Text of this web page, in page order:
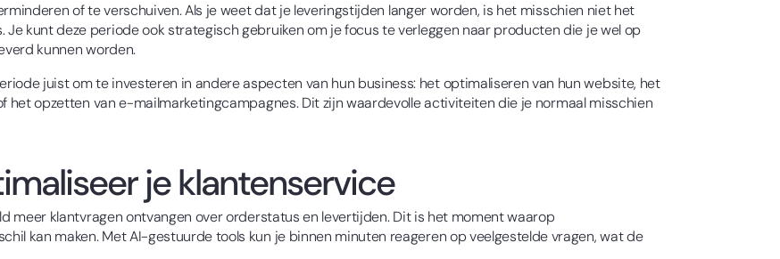
of te verschuiven. Als je weet dat je leveringstijden langer worden, is het misschien niet het
kunt deze periode ook strategisch gebruiken om je focus te verleggen naar producten die je wel op
kunnen worden.
juist om te investeren in andere aspecten van hun business: het optimaliseren van hun website, het
het opzetten van e-mailmarketingcampagnes. Dit zijn waardevolle activiteiten die je normaal misschien
je klantenservice
meer klantvragen ontvangen over orderstatus en levertijden. Dit is het moment waarop
kan maken. Met AI-gestuurde tools kun je binnen minuten reageren op veelgestelde vragen, wat de